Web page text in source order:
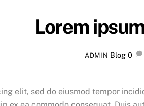
Lorem
ADMIN Blog 0
elit, sed do eiusmod tempor